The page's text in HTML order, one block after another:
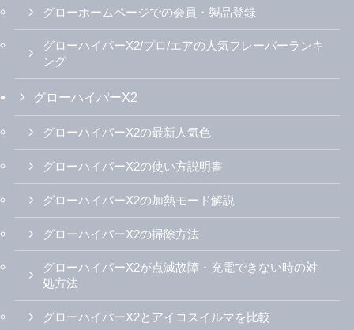
グローホームページでの会員・製品登録
グローハイパーX2/プロ/エアの人気フレーバーランキ
ング
グローハイパーX2
グローハイパーX2の最新人気色
グローハイパーX2の使い方説明書
グローハイパーX2の加熱モード解説
グローハイパーX2の掃除方法
グローハイパーX2が点滅故障・充電できない時の対
処方法
グローハイパーX2とアイコスイルマを比較